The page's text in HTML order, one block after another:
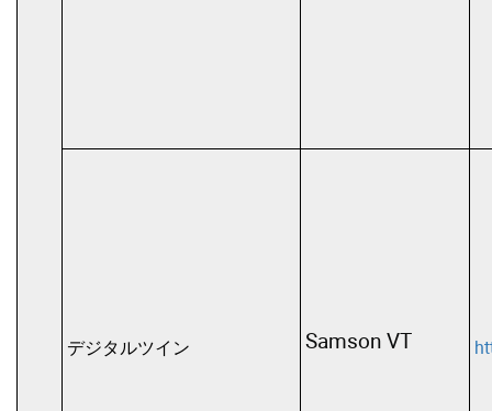
デジタルツイン Samson VT